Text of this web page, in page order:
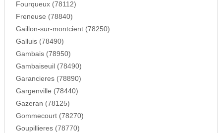
Fourqueux (78112)
Freneuse (78840)
Gaillon-sur-montcient (78250)
Galluis (78490)
Gambais (78950)
Gambaiseuil (78490)
Garancieres (78890)
Gargenville (78440)
Gazeran (78125)
Gommecourt (78270)
Goupillieres (78770)